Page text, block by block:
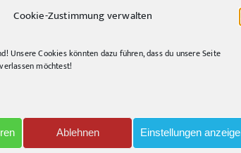
Cookie-Zustimmung verwalten
Unsere Cookies könnten dazu führen, dass du unsere Seite
möchtest!
Ablehnen Einstellungen
segelnd. Immer auf der Suche nach innovativen